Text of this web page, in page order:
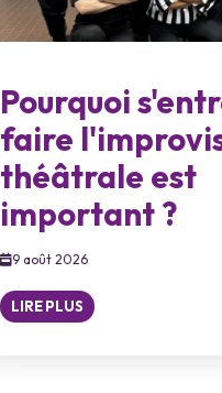
Pourquoi
faire
théâtrale est
important ?
9 août 2026
LIRE PLUS